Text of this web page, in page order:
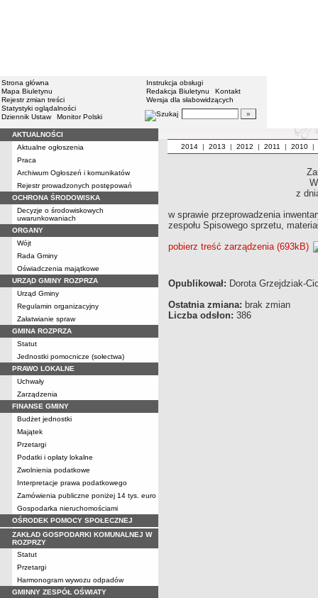
Strona główna
Mapa Biuletynu
Rejestr zmian treści
Statystyki oglądalności
Dziennik Ustaw
Monitor Polski
Instrukcja obsługi
Redakcja Biuletynu
Kontakt
Wersja dla słabowidzących
AKTUALNOŚCI
Aktualne ogłoszenia
Praca
Archiwum Ogłoszeń i komunikatów
Rejestr prowadzonych postępowań
OCHRONA ŚRODOWISKA
Decyzje o środowiskowych
uwarunkowaniach
ORGANY
Wójt
Rada Gminy
Oświadczenia majątkowe
URZĄD GMINY ROZPRZA
Urząd Gminy
Regulamin organizacyjny
Załatwianie spraw
GMINA ROZPRZA
Statut
Jednostki pomocnicze (sołectwa)
PRAWO LOKALNE
Uchwały
Zarządzenia
FINANSE GMINY
Budżet jednostki
Majątek
Przetargi
Podatki i opłaty lokalne
Zwolnienia podatkowe
Interpretacje prawa podatkowego
Zamówienia publiczne poniżej 14 tys. euro
Gospodarka nieruchomościami
OŚRODEK POMOCY SPOŁECZNEJ
ZAKŁAD GOSPODARKI KOMUNALNEJ W
ROZPRZY
Statut
Przetargi
Harmonogram wywozu odpadów
GMINNY ZESPÓŁ OŚWIATY
2014| 2013 | 2012 | 2011 | 2010|
z
w sprawie przeprowadzenia
zespołu Spisowego sprzetu,
pobierz treść zarządzenia (693kB)
Opublikował: Dorota Grzejdziak-
Ostatnia zmiana: brak zmian
Liczba odsłon: 386